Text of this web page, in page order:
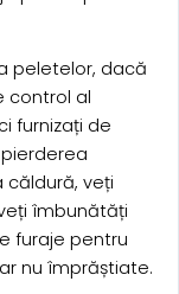
peletelor, dacă
control al
furnizați de
căldură, veți
îmbunătăți
furaje pentru
nu împrăștiate.